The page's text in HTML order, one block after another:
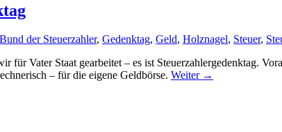
Bund der Steuerzahler, Gedenktag, Geld, Holznagel, Steuer,
für Vater Staat gearbeitet – es ist Steuerzahlergedenktag.
– für die eigene Geldbörse. Weiter →